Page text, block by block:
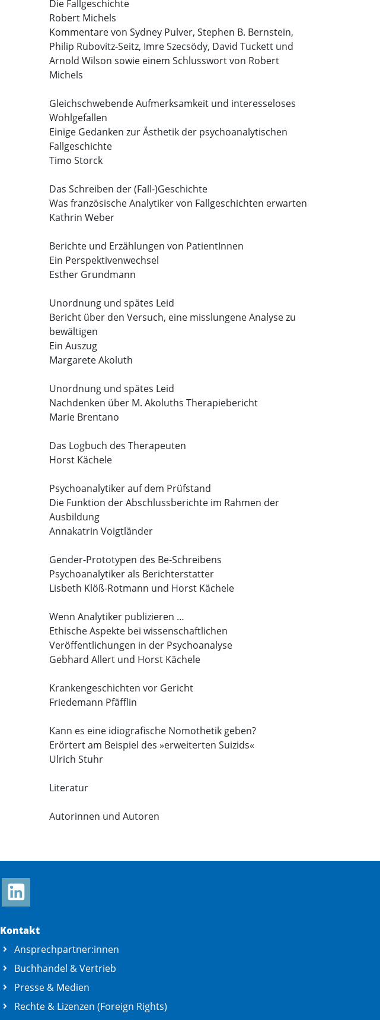
Die Fallgeschichte
Robert Michels
Kommentare von Sydney Pulver, Stephen B. Bernstein,
Philip Rubovitz-Seitz, Imre Szecsödy, David Tuckett und
Arnold Wilson sowie einem Schlusswort von Robert
Michels
Gleichschwebende Aufmerksamkeit und interesseloses
Wohlgefallen
Einige Gedanken zur Ästhetik der psychoanalytischen
Fallgeschichte
Timo Storck
Das Schreiben der (Fall-)Geschichte
Was französische Analytiker von Fallgeschichten erwarten
Kathrin Weber
Berichte und Erzählungen von PatientInnen
Ein Perspektivenwechsel
Esther Grundmann
Unordnung und spätes Leid
Bericht über den Versuch, eine misslungene Analyse zu
bewältigen
Ein Auszug
Margarete Akoluth
Unordnung und spätes Leid
Nachdenken über M. Akoluths Therapiebericht
Marie Brentano
Das Logbuch des Therapeuten
Horst Kächele
Psychoanalytiker auf dem Prüfstand
Die Funktion der Abschlussberichte im Rahmen der
Ausbildung
Annakatrin Voigtländer
Gender-Prototypen des Be-Schreibens
Psychoanalytiker als Berichterstatter
Lisbeth Klöß-Rotmann und Horst Kächele
Wenn Analytiker publizieren …
Ethische Aspekte bei wissenschaftlichen
Veröffentlichungen in der Psychoanalyse
Gebhard Allert und Horst Kächele
Krankengeschichten vor Gericht
Friedemann Pfäfflin
Kann es eine idiografische Nomothetik geben?
Erörtert am Beispiel des »erweiterten Suizids«
Ulrich Stuhr
Literatur
Autorinnen und Autoren
Kontakt
Ansprechpartner:innen
Buchhandel & Vertrieb
Presse & Medien
Rechte & Lizenzen (Foreign Rights)